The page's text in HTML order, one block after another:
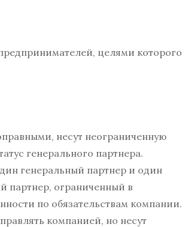
целями которого
несут неограниченную
генерального партнера.
генеральный партнер и один
партнер, ограниченный в
по обязательствам компании.
компанией, но несут